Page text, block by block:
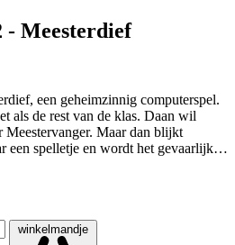
- Meesterdief
een geheimzinnig computerspel.
als de rest van de klas. Daan wil
Maar dan blijkt
een spelletje en wordt het gevaarlijk…
winkelmandje